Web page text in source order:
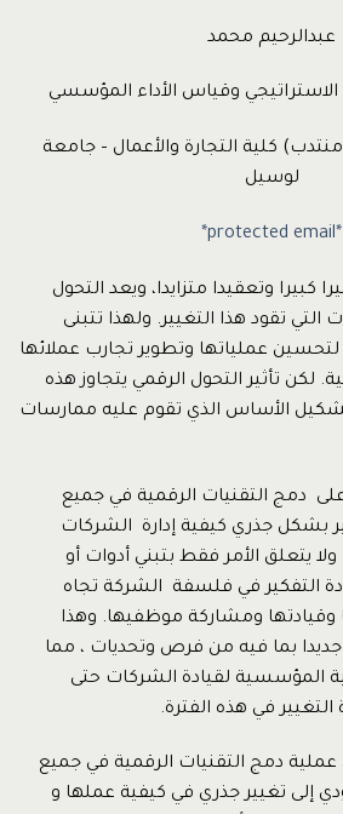
عبدالرحيم محمد
وقياس الأداء المؤسسي
كلية التجارة والأعمال – جامعة
لوسيل
*protected email*
كبيرا وتعقيدا متزايدا، ويعد التحول
التي تقود هذا التغيير. ولهذا تتبنى
عملياتها وتطوير تجارب عملائها
لكن تأثير التحول الرقمي يتجاوز هذه
تشكيل الأساس الذي تقوم عليه ممارسات
دمج التقنيات الرقمية في جميع
بشكل جذري كيفية إدارة الشركات
يتعلق الأمر فقط بتبني أدوات أو
التفكير في فلسفة الشركة تجاه
وقيادتها ومشاركة موظفيها. وهذا
جديدا بما فيه من فرص وتحديات ، مما
المؤسسية لقيادة الشركات حتى
في هذه الفترة.
عملية دمج التقنيات الرقمية في جميع
إلى تغيير جذري في كيفية عملها و